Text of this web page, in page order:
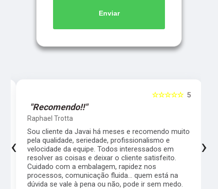
Enviar
5
☆☆☆☆☆
"Recomendo!!"
Raphael Trotta
Sou cliente da Javai há meses e recomendo muito
pela qualidade, seriedade, profissionalismo e
velocidade da equipe. Todos interessados em
resolver as coisas e deixar o cliente satisfeito.
Cuidado com a embalagem, rapidez nos
processos, comunicação fluida... quem está na
dúvida se vale à pena ou não, pode ir sem medo.
‹ ›